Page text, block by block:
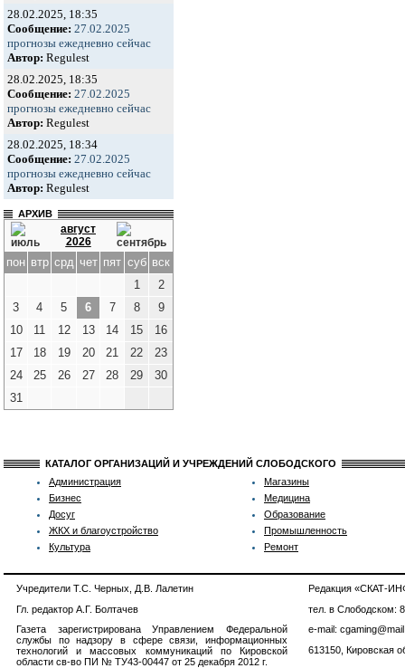
28.02.2025, 18:35
Сообщение: 27.02.2025
прогнозы ежедневно сейчас
Автор: Regulest
28.02.2025, 18:35
Сообщение: 27.02.2025
прогнозы ежедневно сейчас
Автор: Regulest
28.02.2025, 18:34
Сообщение: 27.02.2025
прогнозы ежедневно сейчас
Автор: Regulest
АРХИВ
август
2026
пон втр срд чет пят суб вск
1
2
3
4 5 6 7 8
9
10
11 12 13 14 15
16
17
18 19 20 21 22
23
24
25 26 27 28 29
30
31
КАТАЛОГ ОРГАНИЗАЦИЙ И УЧРЕЖДЕНИЙ СЛОБОДСКОГО
Администрация
Бизнес
Досуг
ЖКХ и благоустройство
Культура
Магазины
Медицина
Образование
Промышленность
Ремонт
Учредители Т.С. Черных, Д.В. Лалетин
Гл. редактор А.Г. Болтачев
Газета зарегистрирована Управлением Федеральной
службы по надзору в сфере связи, информационных
технологий и массовых коммуникаций по Кировской
области св-во ПИ № ТУ43-00447 от 25 декабря 2012 г.
Редакция «СКАТ-
тел. в Слободском:
e-mail:
613150, Кировская